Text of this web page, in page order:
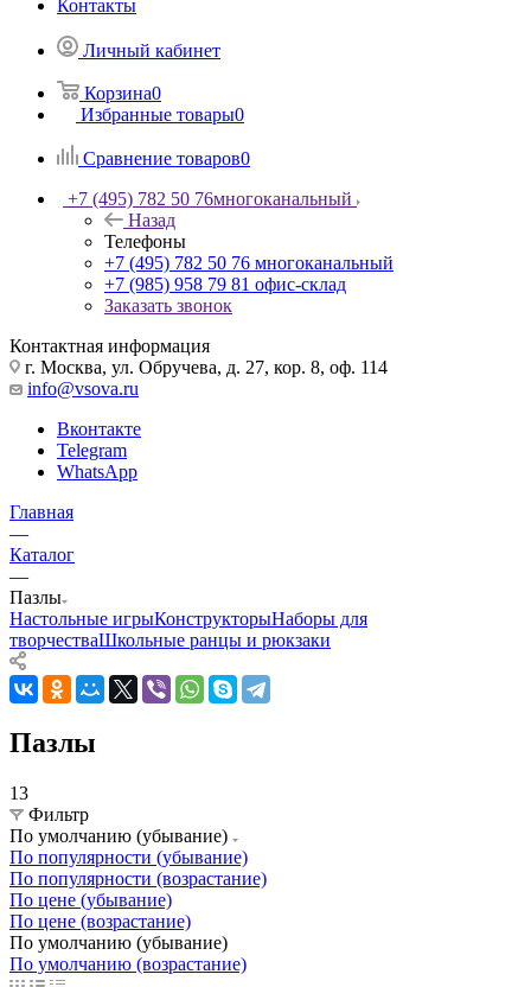
Контакты
Личный кабинет
Корзина0
Избранные товары0
Сравнение товаров0
+7 (495) 782 50 76многоканальный
Назад
Телефоны
+7 (495) 782 50 76 многоканальный
+7 (985) 958 79 81 офис-склад
Заказать звонок
Контактная информация
г. Москва, ул. Обручева, д. 27, кор. 8, оф. 114
info@vsova.ru
Вконтакте
Telegram
WhatsApp
Главная
—
Каталог
—
Пазлы
Настольные игрыКонструкторыНаборы для
творчестваШкольные ранцы и рюкзаки
Пазлы
13
Фильтр
По умолчанию (убывание)
По популярности (убывание)
По популярности (возрастание)
По цене (убывание)
По цене (возрастание)
По умолчанию (убывание)
По умолчанию (возрастание)